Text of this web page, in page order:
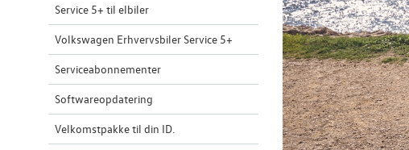
Service 5+ til elbiler
Volkswagen Erhvervsbiler Service 5+
Serviceabonnementer
Softwareopdatering
Velkomstpakke til din ID.